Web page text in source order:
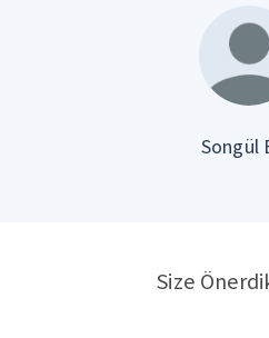
Songül
Size